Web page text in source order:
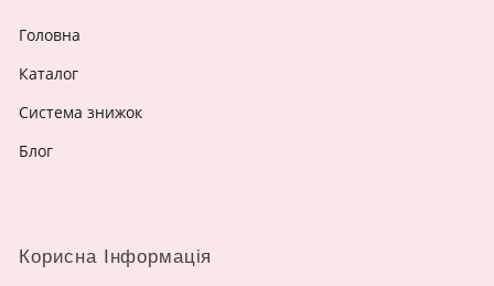
Головна
Каталог
Система знижок
Блог
Корисна Інформація